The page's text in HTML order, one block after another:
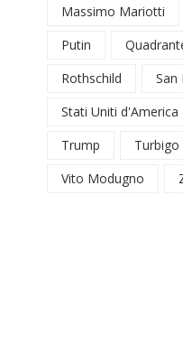
Massimo Mariotti
Putin
Rothschild
San
Stati Uniti d'America
Trump
Turbigo
Vito Modugno